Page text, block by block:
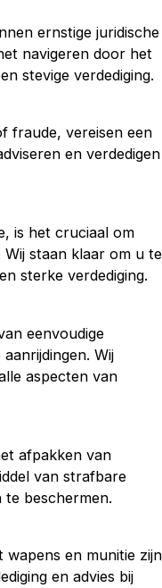
ernstige juridische
navigeren door het
stevige verdediging.
fraude, vereisen een
en verdedigen
is het cruciaal om
staan klaar om u te
sterke verdediging.
eenvoudige
Wij
aspecten van
afpakken van
van strafbare
beschermen.
wapens en munitie zijn
en advies bij